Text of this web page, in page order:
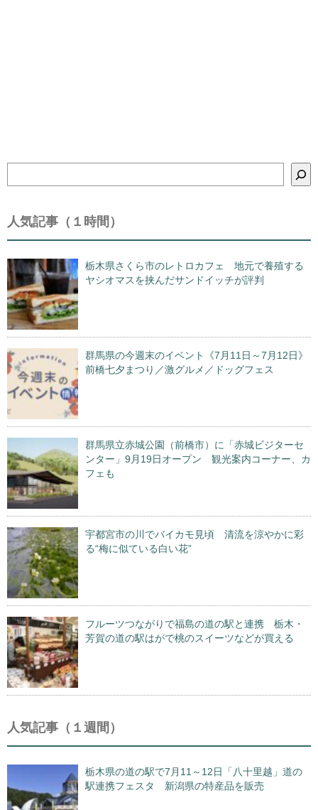
索
人気記事（１時間）
栃木県さくら市のレトロカフェ 地元で養殖する
ヤシオマスを挟んだサンドイッチが評判
群馬県の今週末のイベント《7月11日～7月12日》
前橋七夕まつり／激グルメ／ドッグフェス
群馬県立赤城公園（前橋市）に「赤城ビジターセ
ンター」9月19日オープン 観光案内コーナー、カ
フェも
宇都宮市の川でバイカモ見頃 清流を涼やかに彩
る“梅に似ている白い花”
フルーツつながりで福島の道の駅と連携 栃木・
芳賀の道の駅はがで桃のスイーツなどが買える
人気記事（１週間）
栃木県の道の駅で7月11～12日「八十里越」道の
駅連携フェスタ 新潟県の特産品を販売